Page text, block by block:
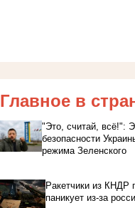
Главное в
"Это, считай, всё!":
безопасности
режима Зеленского
Ракетчики из КНДР
паникует из-за